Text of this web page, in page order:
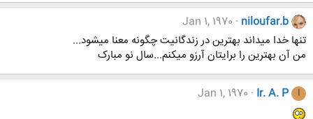
niloufar.b
Jan 1, 1970
تنها خدا میداند بهترین در زندگانیت چگونه معنا میشود...
من آن بهترین را برایتان آرزو میکنم...سال نو مبارک
I
Ir. A. P
Jan 1, 1970